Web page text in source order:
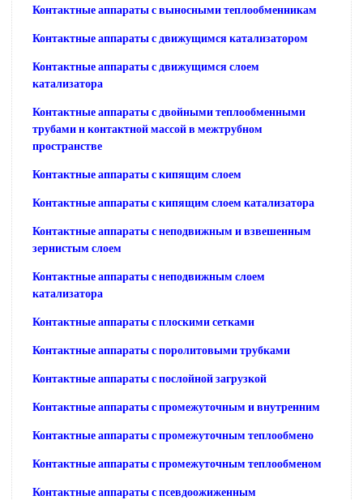
Контактные аппараты с выносными теплообменникам
Контактные аппараты с движущимся катализатором
Контактные аппараты с движущимся слоем
катализатора
Контактные аппараты с двойными теплообменными
трубами н контактной массой в межтрубном
пространстве
Контактные аппараты с кипящим слоем
Контактные аппараты с кипящим слоем катализатора
Контактные аппараты с неподвижным и взвешенным
зернистым слоем
Контактные аппараты с неподвижным слоем
катализатора
Контактные аппараты с плоскими сетками
Контактные аппараты с поролитовыми трубками
Контактные аппараты с послойной загрузкой
Контактные аппараты с промежуточным и внутренним
Контактные аппараты с промежуточным теплообмено
Контактные аппараты с промежуточным теплообменом
Контактные аппараты с псевдоожиженным